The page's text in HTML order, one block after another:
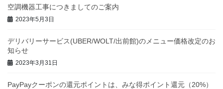
空調機器工事につきましてのご案内
2023年5月3日
デリバリーサービス(UBER/WOLT/出前館)のメニュー価格改定のお
知らせ
2023年3月31日
PayPayクーポンの還元ポイントは、みな得ポイント還元（20%）